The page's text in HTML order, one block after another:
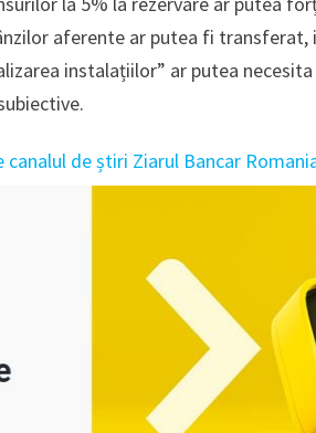
aferente ar putea fi
instalațiilor” ar putea
canalul de știri Ziarul Bancar